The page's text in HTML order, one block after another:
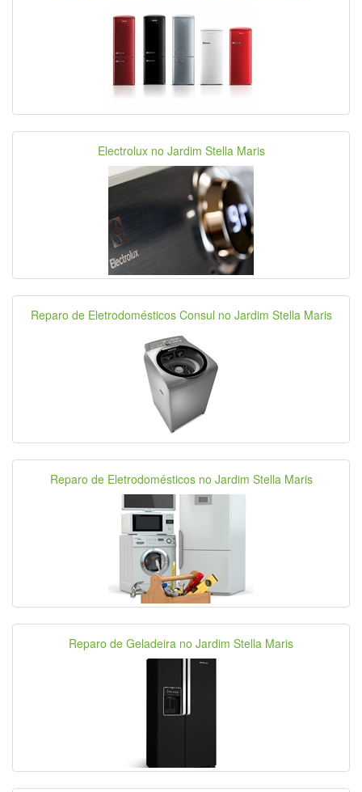
Electrolux no Jardim Stella Maris
Reparo de Eletrodomésticos Consul no Jardim Stella Maris
Reparo de Eletrodomésticos no Jardim Stella Maris
Reparo de Geladeira no Jardim Stella Maris